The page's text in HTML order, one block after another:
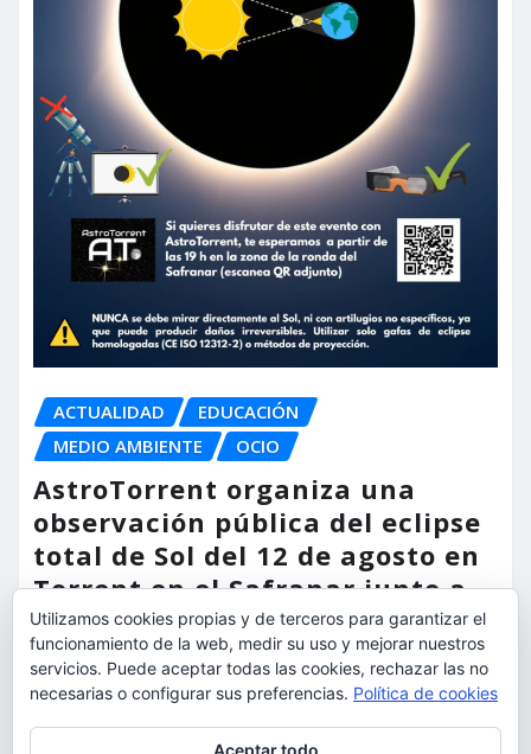
ACTUALIDAD
EDUCACIÓN
MEDIO AMBIENTE
OCIO
AstroTorrent organiza una
observación pública del eclipse
total de Sol del 12 de agosto en
Torrent en el Safranar junto a
las vías del AVE
torrent al dia Ago 5, 2026
Utilizamos cookies propias y de terceros para garantizar el
funcionamiento de la web, medir su uso y mejorar nuestros
servicios. Puede aceptar todas las cookies, rechazar las no
necesarias o configurar sus preferencias. Política de cookies
Aceptar todo